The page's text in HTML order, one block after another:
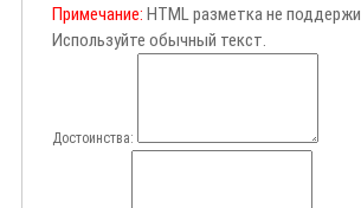
Примечание: HTML разметка не
Используйте обычный текст.
Достоинства: